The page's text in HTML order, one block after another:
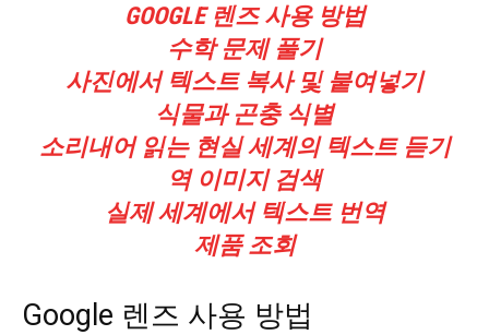
GOOGLE 렌즈 사용 방법
수학 문제 풀기
사진에서 텍스트 복사 및 붙여넣기
식물과 곤충 식별
소리내어 읽는 현실 세계의 텍스트 듣기
역 이미지 검색
실제 세계에서 텍스트 번역
제품 조회
Google 렌즈 사용 방법